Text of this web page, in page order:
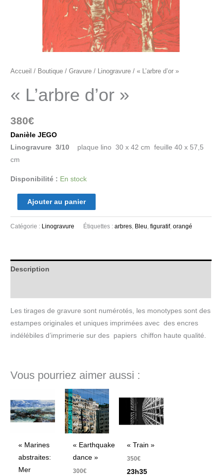
Accueil / Boutique /Gravure / Linogravure / « L’arbre d’or »
« L’arbre d’or »
380€
Danièle JEGO
Linogravure 3/10 plaque lino 30 x 42 cm feuille 40 x 57,5
cm
Disponibilité : En stock
Ajouter au panier
Catégorie : Linogravure Étiquettes :arbres Bleu ,figuratif,orangé
Description
Les tirages de gravure sont numérotés, les monotypes sont des
estampes originales et uniques imprimées avec des encres
indélébiles d’imprimerie sur des papiers chiffon haute qualité.
Vous pourriez aimer aussi :
« Marines
abstraites:
Mer
« Earthquake
dance »
300€
« Train »
350€
23h35